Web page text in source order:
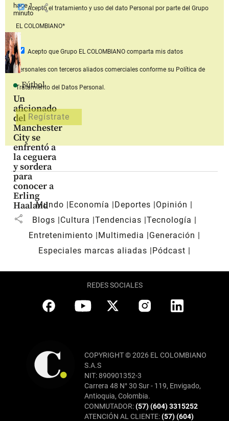
hace 1
minuto
share
Fútbol
Un
aficionado
del
Manchester
City se
enfrentó a
la ceguera
y sordera
para
conocer a
Erling
Haaland
share
Aceptoel tratamiento y uso del dato Personal por parte del Grupo
EL COLOMBIANO*
Acepto que Grupo EL COLOMBIANOcomparta mis datos
personales con terceros aliados comerciales conforme su Política de
Tratamiento del Datos Personal.
Mundo Economía Deportes
Opinión
Blogs
Cultura Tendencias Tecnología
Entretenimiento
Multimedia
Generación
Especiales marcas aliadas
Pódcast
REDES SOCIALES
COPYRIGHT © 2026 EL COLOMBIANO
S.A.S
NIT: 890901352-3
Carrera 48 N° 30 Sur - 119, Envigado,
Antioquia, Colombia.
CONMUTADOR:(57) (604) 3315252
ATENCIÓN AL CLIENTE:(57) (604)